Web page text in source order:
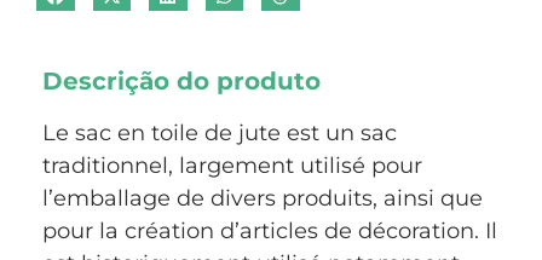
Descrição do produto
Le sac en toile de jute est un sac
traditionnel, largement utilisé pour
l’emballage de divers produits, ainsi que
pour la création d’articles de décoration. Il